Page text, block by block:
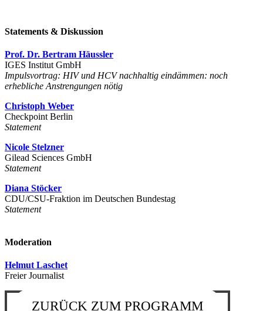
Statements & Diskussion
Prof. Dr. Bertram Häussler
IGES Institut GmbH
Impulsvortrag: HIV und HCV nachhaltig eindämmen: noch
erhebliche Anstrengungen nötig
Christoph Weber
Checkpoint Berlin
Statement
Nicole Stelzner
Gilead Sciences GmbH
Statement
Diana Stöcker
CDU/CSU-Fraktion im Deutschen Bundestag
Statement
Moderation
Helmut Laschet
Freier Journalist
ZURÜCK ZUM PROGRAMM